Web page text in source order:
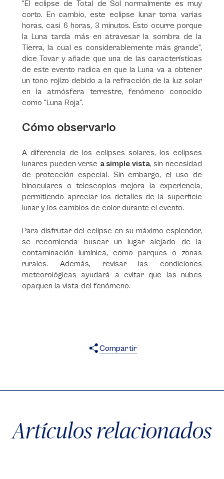
“El eclipse de Total de Sol normalmente es muy
corto. En cambio, este eclipse lunar toma varias
horas, casi 6 horas, 3 minutos. Esto ocurre porque
la Luna tarda más en atravesar la sombra de la
Tierra, la cual es considerablemente más grande”,
dice Tovar y añade que una de las características
de este evento radica en que la Luna va a obtener
un tono rojizo debido a la refracción de la luz solar
en la atmósfera terrestre, fenómeno conocido
como “Luna Roja”.
Cómo observarlo
A diferencia de los eclipses solares, los eclipses
lunares pueden verse a simple vista, sin necesidad
de protección especial. Sin embargo, el uso de
binoculares o telescopios mejora la experiencia,
permitiendo apreciar los detalles de la superficie
lunar y los cambios de color durante el evento.
Para disfrutar del eclipse en su máximo esplendor,
se recomienda buscar un lugar alejado de la
contaminación lumínica, como parques o zonas
rurales. Además, revisar las condiciones
meteorológicas ayudará a evitar que las nubes
opaquen la vista del fenómeno.
Compartir
Artículos relacionados